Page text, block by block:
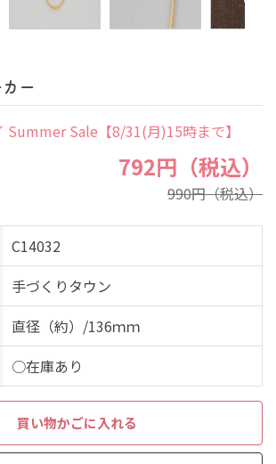
ー
Summer Sale【8/31(月)15時まで】
792円（税込）
990円（税込）
C14032
手づくりタウン
直径（約）/136ｍｍ
○在庫あり
買い物かごに入れる